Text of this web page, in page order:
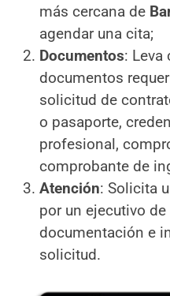
más cercana de
agendar una cita;
Documentos: Leva
documentos
solicitud de
o pasaporte,
profesional,
comprobante de
Atención: Solicita
por un ejecutivo
documentación e
solicitud.